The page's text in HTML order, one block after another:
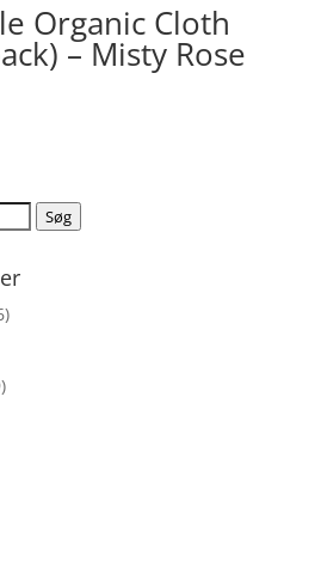
Organic Cloth
– Misty Rose
Søg